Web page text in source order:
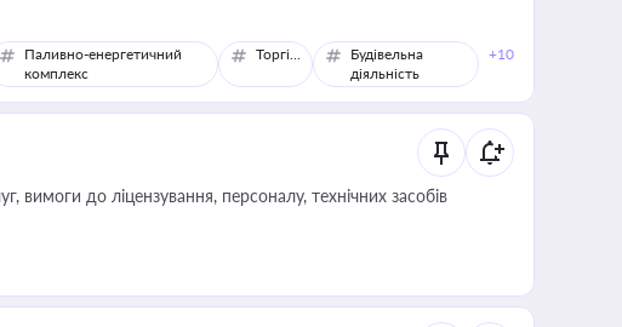
Паливно-енергетичний
комплекс
Торгівля
Будівельна
діяльність
+10
вимоги до ліцензування, персоналу, технічних засобів